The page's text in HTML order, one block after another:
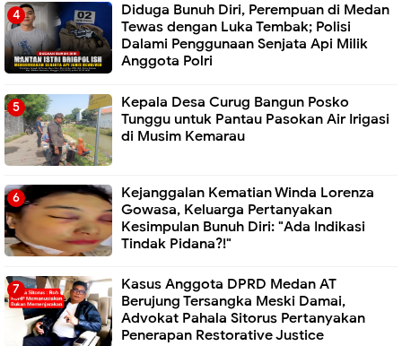
Diduga Bunuh Diri, Perempuan di Medan
Tewas dengan Luka Tembak; Polisi
Dalami Penggunaan Senjata Api Milik
Anggota Polri
Kepala Desa Curug Bangun Posko
Tunggu untuk Pantau Pasokan Air Irigasi
di Musim Kemarau
Kejanggalan Kematian Winda Lorenza
Gowasa, Keluarga Pertanyakan
Kesimpulan Bunuh Diri: "Ada Indikasi
Tindak Pidana?!"
Kasus Anggota DPRD Medan AT
Berujung Tersangka Meski Damai,
Advokat Pahala Sitorus Pertanyakan
Penerapan Restorative Justice